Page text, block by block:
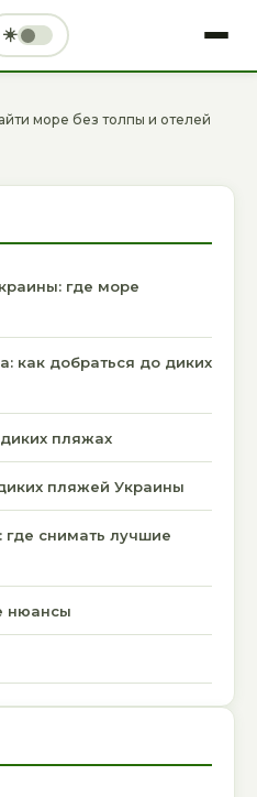
☀️
ТЕХНИКА
море без толпы и отелей
где море
как добраться до диких
пляжах
пляжей Украины
где снимать лучшие
нюансы